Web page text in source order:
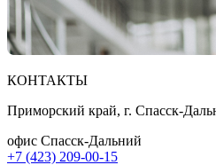
КОНТАКТЫ
Приморский край, г. Спасск-
офис Спасск-Дальний
+7 (423) 209-00-15